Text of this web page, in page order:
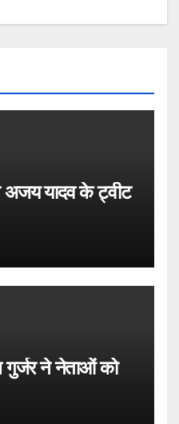
यादव के ट्वीट
गुर्जर ने नेताओं को